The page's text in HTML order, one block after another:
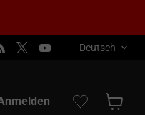
Sie uns auf Facebook
Sie uns auf Instagram
Finden Sie uns auf RSS
Finden Sie uns auf X
Finden Sie uns
Sprache
Deutsch